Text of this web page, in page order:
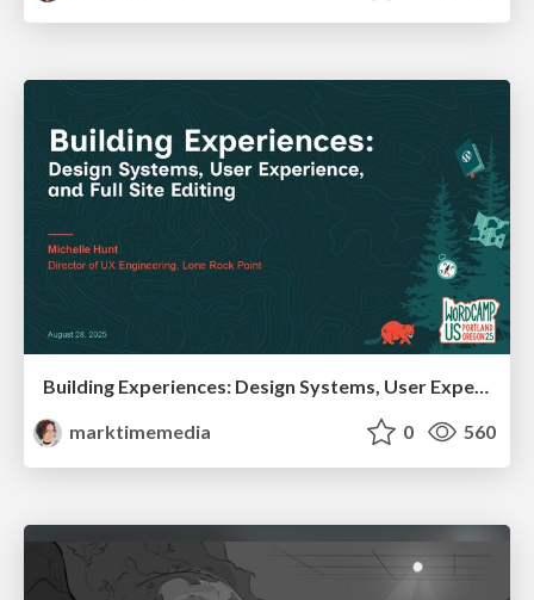
marktimemedia
0 560